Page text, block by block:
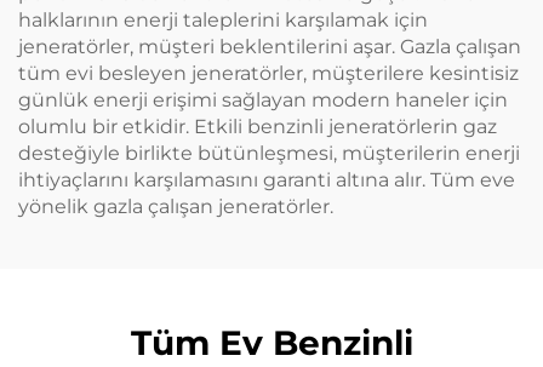
halklarının enerji taleplerini karşılamak için
jeneratörler, müşteri beklentilerini aşar. Gazla çalışan
tüm evi besleyen jeneratörler, müşterilere kesintisiz
günlük enerji erişimi sağlayan modern haneler için
olumlu bir etkidir. Etkili benzinli jeneratörlerin gaz
desteğiyle birlikte bütünleşmesi, müşterilerin enerji
ihtiyaçlarını karşılamasını garanti altına alır. Tüm eve
yönelik gazla çalışan jeneratörler.
Tüm Ev Benzinli